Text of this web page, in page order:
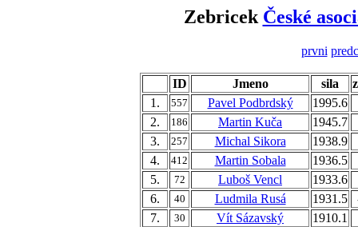
Zebricek České
prvni
ID Jmeno sila
1.
557 Pavel Podbrdský
1995.6
2.
186 Martin Kuča
1945.7
3.
257 Michal Sikora
1938.9
4.
412 Martin Sobala
1936.5
5.
72 Luboš Vencl
1933.6
6.
40 Ludmila Rusá 1931.5
7.
30 Vít Sázavský
1910.1